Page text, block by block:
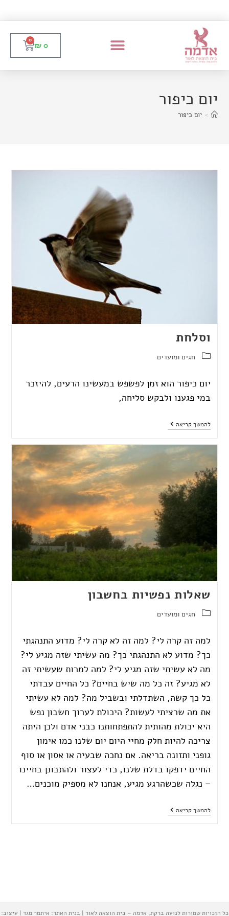
₪ 0
0
יום כיפור
> יום כיפור
וסלחת
חגים ומועדים
יום כיפור הוא זמן לפשפש במעשינו הרעים, להיזכר
במי פגענו ולבקש סליחה,
להמשך קריאה
שאלות נפשיות בחשבון
חגים ומועדים
למה זה קרה לי? למה זה לא קרה לי? מדוע התנהגתי
כך? מדוע לא התנהגתי כך? מה עשיתי שזה מגיע לי?
מה לא עשיתי שזה מגיע לי? למה למרות שעשיתי זה
לא מגיע? זה כל מה שיש בחיים? כל החיים עבדתי
כל כך קשה, השתדלתי ובשביל מה? למה לא עשיתי
את מה שרציתי לעשות? היכולת לערוך חשבון נפש
היא יכולת מהותית להתפתחותנו כבני אדם ולכן היתה
צריכה להיות חלק מחיי היום יום שלנו כמו אימון
גופני ותזונה בריאה. אם נחכה שבעיה או אסון או סוף
החיים ידפקו בדלת שלנו, כדי לעצור ולהתבונן בחיינו
– נגלה שכשהרגע מגיע, אנחנו לא מספיק מוכנים…
להמשך קריאה
כל הזכויות שמורות לנועה ברקת, אדמה – בית הוצאה לאור | בנית האתר: איתמר מגד | עיצוב: